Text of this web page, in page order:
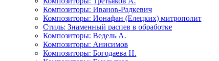
Композиторы: Иванов-Радкевич
Композиторы: Ионафан (Елецких) митрополит
Стиль: Знаменный распев в обработке
Композиторы: Ведель А.
Композиторы: Анисимов
Композиторы: Богодаева Н.